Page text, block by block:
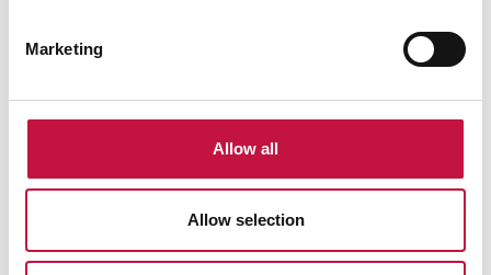
Marketing
Allow all
Allow selection
jäteauton ajolupa on toimitettu kirjallisesti jäteyhtiölle
ja tie merkitty lupatarralla.
tilavaa kulkua jäteautolle ei voida järjestää, on
kiinteistön jätehuolto hoidettu liittymällä
Pinta-astiat